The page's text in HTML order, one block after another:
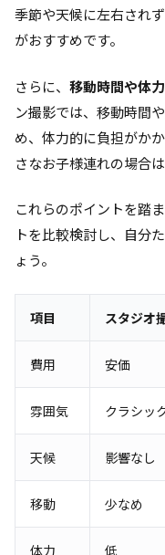
季節や天候に左右され
がおすすめです。
さらに、 移動時間や体力
ン撮影では、移動時間
め、体力的に負担がか
さなお子様連れの場合
これらのポイントを踏
トを比較検討し、自分
ょう。
項目 スタジオ
費用 安価
雰囲気 クラシッ
天候 影響なし
移動 少なめ
体力 低